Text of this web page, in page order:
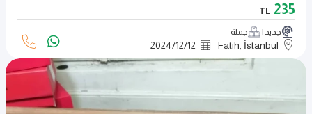
235
TL
جديد جملة
Fatih, İstanbul
2024/12/12